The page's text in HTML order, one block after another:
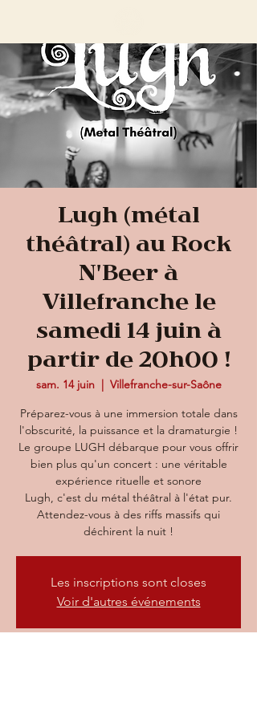
Lugh (métal
théâtral) au Rock
N'Beer à
Villefranche le
samedi 14 juin à
partir de 20h00 !
sam. 14 juin
  |
Villefranche-sur-Saône
Préparez-vous à une immersion totale dans
l'obscurité, la puissance et la dramaturgie !
Le groupe LUGH débarque pour vous offrir
bien plus qu'un concert : une véritable
expérience rituelle et sonore
Lugh, c'est du métal théâtral à l'état pur.
Attendez-vous à des riffs massifs qui
déchirent la nuit !
Les inscriptions sont closes
Voir d'autres événements